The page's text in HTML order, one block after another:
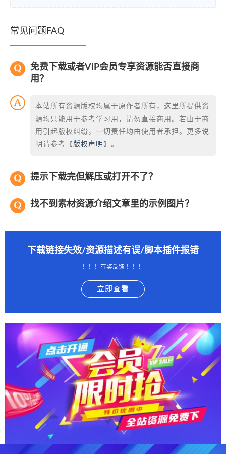
常见问题FAQ
免费下载或者VIP会员专享资源能否直接商
用？
本站所有资源版权均属于原作者所有，这里所提供资
源均只能用于参考学习用，请勿直接商用。若由于商
用引起版权纠纷，一切责任均由使用者承担。更多说
明请参考【 版权声明 】。
提示下载完但解压或打开不了？
找不到素材资源介绍文章里的示例图片？
下载链接失效/资源描述有误/脚本插件报错
！！！有奖反馈 ！！！
立即查看